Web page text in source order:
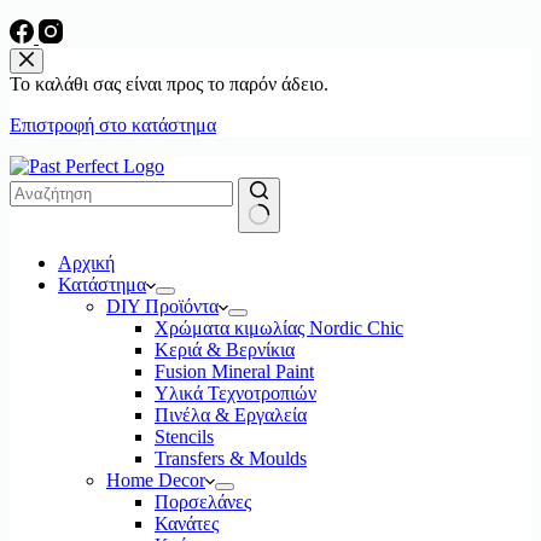
Το καλάθι σας είναι προς το παρόν άδειο.
Επιστροφή στο κατάστημα
results
Αρχική
Κατάστημα
DIY Προϊόντα
Χρώματα κιμωλίας Nordic Chic
Κεριά & Βερνίκια
Fusion Mineral Paint
Υλικά Τεχνοτροπιών
Πινέλα & Εργαλεία
Stencils
Transfers & Moulds
Home Decor
Πορσελάνες
Κανάτες